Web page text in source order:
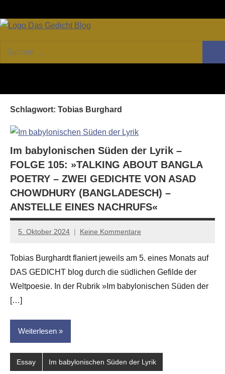
Inhalt
GEDICHT
Forum
von
Essay
und
Kritik
Suchen
nach:
Schlagwort: Tobias Burghard
Im babylonischen Süden der Lyrik –
FOLGE 105: »TALKING ABOUT BANGLA
POETRY – ZWEI GEDICHTE VON ASAD
CHOWDHURY (BANGLADESCH) –
ANSTELLE EINES NACHRUFS«
5. Oktober 2024
Anton
Leitner
Keine Kommentare
Tobias Burghardt flaniert jeweils am 5. eines Monats auf
DAS GEDICHT blog durch die südlichen Gefilde der
Weltpoesie. In der Rubrik »Im babylonischen Süden der
[…]
Weiterlesen
Essay Im babylonischen Süden der Lyrik